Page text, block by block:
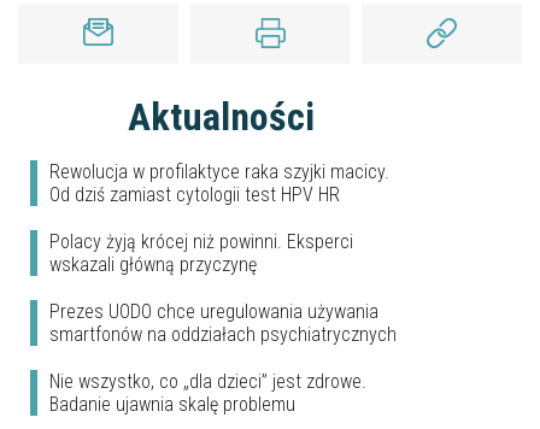
Aktualności
Rewolucja w profilaktyce raka szyjki macicy.
Od dziś zamiast cytologii test HPV HR
Polacy żyją krócej niż powinni. Eksperci
wskazali główną przyczynę
Prezes UODO chce uregulowania używania
smartfonów na oddziałach psychiatrycznych
Nie wszystko, co „dla dzieci” jest zdrowe.
Badanie ujawnia skalę problemu